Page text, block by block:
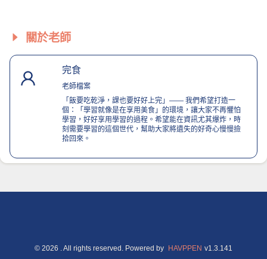
關於老師
完食
老師檔案
「飯要吃乾淨，課也要好好上完」—— 我們希望打造一
個：「學習就像是在享用美食」的環境，讓大家不再懼怕
學習，好好享用學習的過程。希望能在資訊尤其爆炸，時
刻需要學習的這個世代，幫助大家將遺失的好奇心慢慢撿
拾回來。
© 2026 . All rights reserved. Powered by HAVPPEN v1.3.141